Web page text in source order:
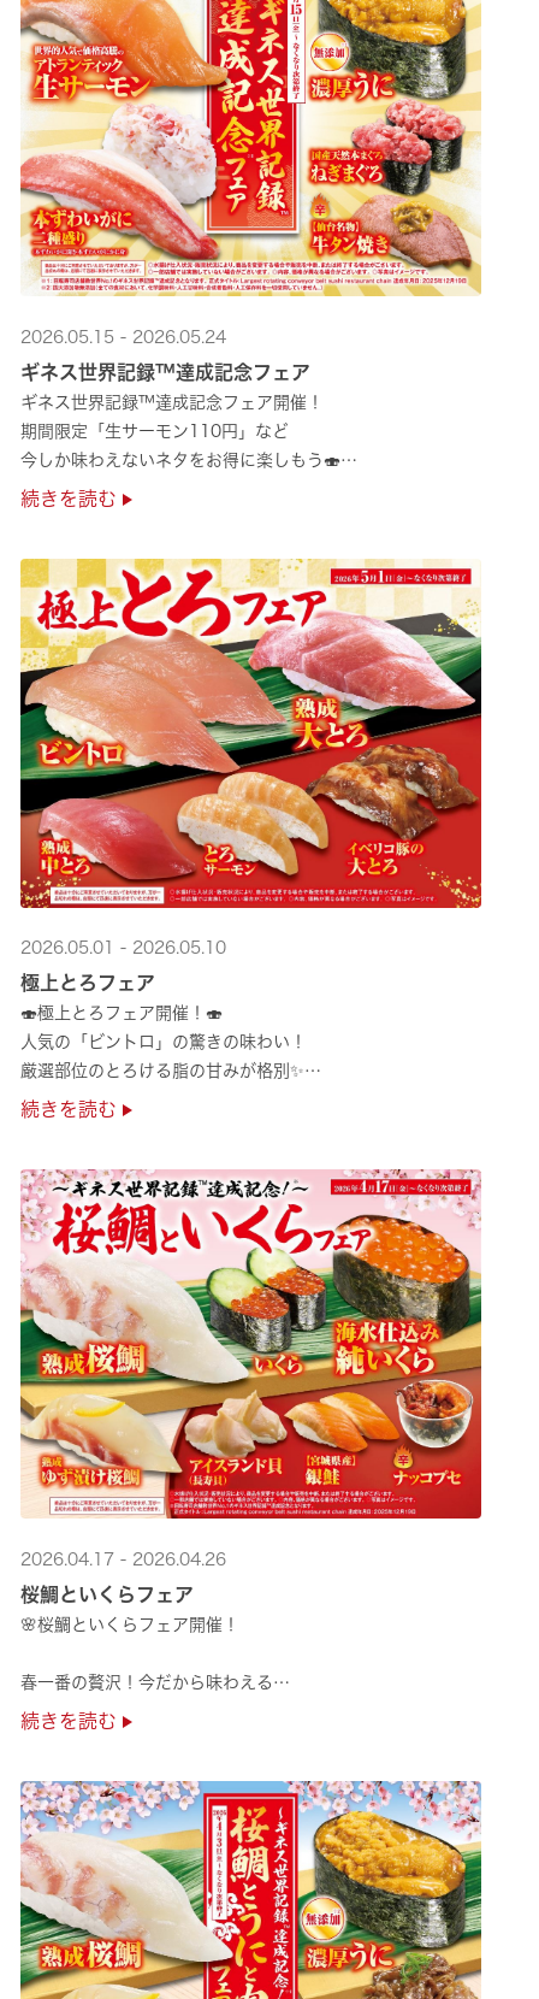
2026.05.15 - 2026.05.24
ギネス世界記録™達成記念フェア
ギネス世界記録™達成記念フェア開催！
期間限定「生サーモン110円」など
今しか味わえないネタをお得に楽しもう🍣
是非お越しください✨
続きを読む
2026.05.01 - 2026.05.10
極上とろフェア
🍣極上とろフェア開催！🍣
人気の「ビントロ」の驚きの味わい！
厳選部位のとろける脂の甘みが格別✨
極上の味覚を是非くら寿司でご堪能ください♪
続きを読む
2026.04.17 - 2026.04.26
桜鯛といくらフェア
🌸桜鯛といくらフェア開催！
春一番の贅沢！今だから味わえる
旬の旨さの熟成🌸桜鯛と
是非お越しください✨
続きを読む